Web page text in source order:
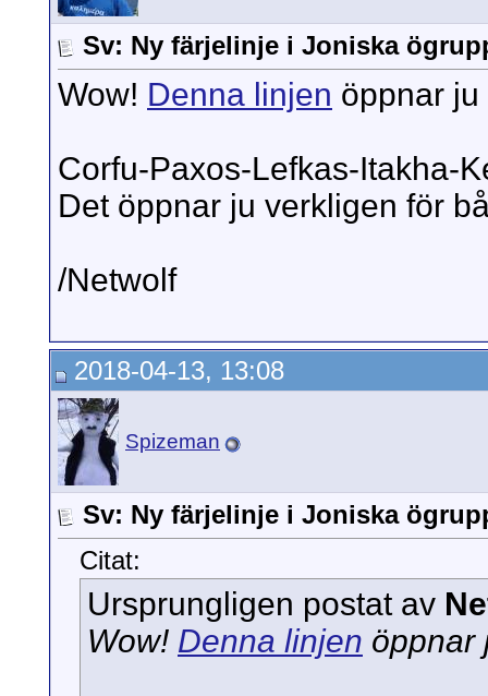
Sv: Ny färjelinje i Joniska
Wow! Denna linjen öppnar
Corfu-Paxos-Lefkas-Itakha-
Det öppnar ju verkligen för
/Netwolf
2018-04-13, 13:08
Spizeman
Sv: Ny färjelinje i Joniska
Citat:
Ursprungligen postat av
Wow! Denna linjen öppnar